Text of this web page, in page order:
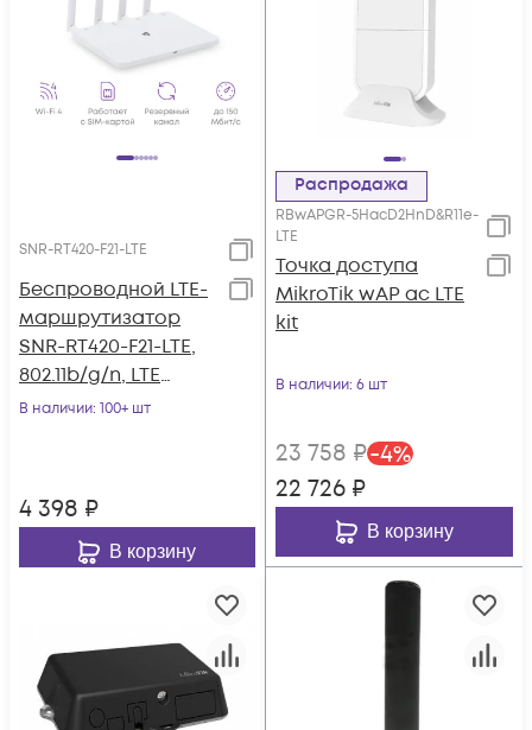
SNR-RT420-F21-LTE
Беспроводной LTE-
маршрутизатор
SNR-RT420-F21-LTE,
802.11b/g/n, LTE
Cat.4, 3xFE RJ45
В наличии: 100+ шт
4 398 ₽
В корзину
Распродажа
RBwAPGR-5HacD2HnD&R11e-
LTE
Точка доступа
MikroTik wAP ac LTE
kit
В наличии: 6 шт
23 758 ₽-4%
22 726 ₽
В корзину